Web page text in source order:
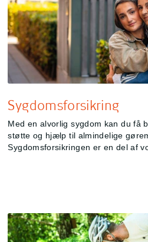
Sygdomsforsikring
Med en alvorlig sygdom kan du få
støtte og hjælp til almindelige
Sygdomsforsikringen er en del af